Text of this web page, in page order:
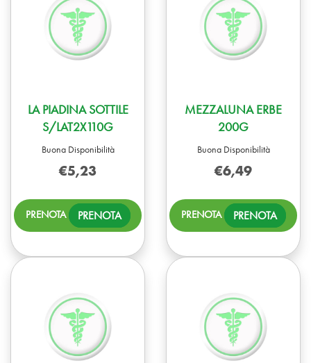
LA PIADINA SOTTILE
S/LAT2X110G
Buona Disponibilità
€5,23
PRENOTA PRENOTA LA
PIADINA
SOTTILE
S/LAT2X110G AL
CARRELLO
MEZZALUNA ERBE
200G
Buona Disponibilità
€6,49
PRENOTA
ERBE